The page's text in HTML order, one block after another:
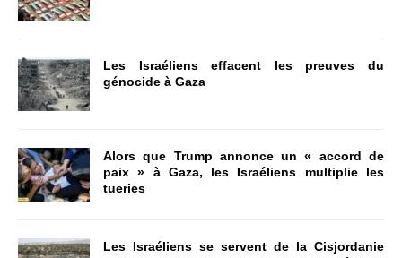
Les Israéliens effacent les preuves du
génocide à Gaza
Alors que Trump annonce un « accord de
paix » à Gaza, les Israéliens multiplie les
tueries
Les Israéliens se servent de la Cisjordanie